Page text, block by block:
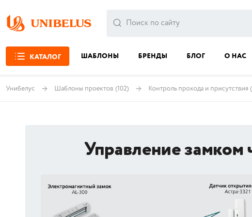
КАТАЛОГ ШАБЛОНЫ БРЕНДЫ БЛОГ О НАС
Унибелус Шаблоны проектов (102) Контроль прохода и присутствия
Управление